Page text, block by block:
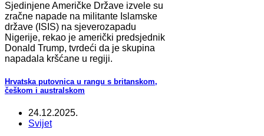
Sjedinjene Američke Države izvele su
zračne napade na militante Islamske
države (ISIS) na sjeverozapadu
Nigerije, rekao je američki predsjednik
Donald Trump, tvrdeći da je skupina
napadala kršćane u regiji.
Hrvatska putovnica u rangu s britanskom,
češkom i australskom
24.12.2025.
Svijet